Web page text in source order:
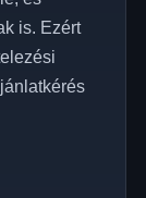
is. Ezért